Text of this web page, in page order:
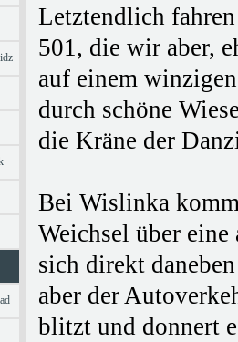
Letztendlich
501, die wir aber,
auf einem
durch schöne
die Kräne der
Bei Wislinka
Weichsel über
sich direkt
aber der
blitzt und donnert